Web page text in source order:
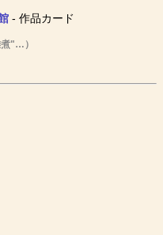
- 作品カード
"…）